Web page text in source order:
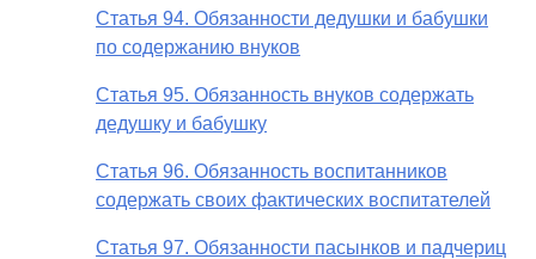
Статья 94. Обязанности дедушки и бабушки
по содержанию внуков
Статья 95. Обязанность внуков содержать
дедушку и бабушку
Статья 96. Обязанность воспитанников
содержать своих фактических воспитателей
Статья 97. Обязанности пасынков и падчериц